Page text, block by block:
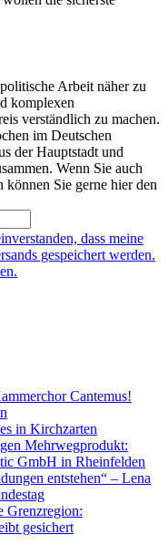
Arbeit näher zu
komplexen
verständlich zu machen.
im Deutschen
der Hauptstadt und
Wenn Sie auch
Sie gerne hier den
dass meine
gespeichert werden.
Cantemus!
in Kirchzarten
Mehrwegprodukt:
GmbH in Rheinfelden
entstehen“ – Lena
Grenzregion:
gesichert